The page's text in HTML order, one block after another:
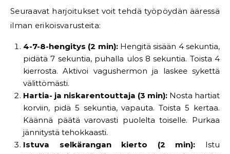
Seuraavat harjoitukset voit tehdä työpöydän ääressä
ilman erikoisvarusteita:
4-7-8-hengitys (2 min):Hengitä sisään 4 sekuntia,
pidätä 7 sekuntia, puhalla ulos 8 sekuntia. Toista 4
kierrosta. Aktivoi vagushermon ja laskee sykettä
välittömästi.
Hartia- ja niskarentouttaja (3 min): Nosta hartiat
korviin, pidä 5 sekuntia, vapauta. Toista 5 kertaa.
Käännä päätä varovasti puolelta toiselle. Purkaa
jännitystä tehokkaasti.
Istuva selkärangan kierto (2 min): Istu